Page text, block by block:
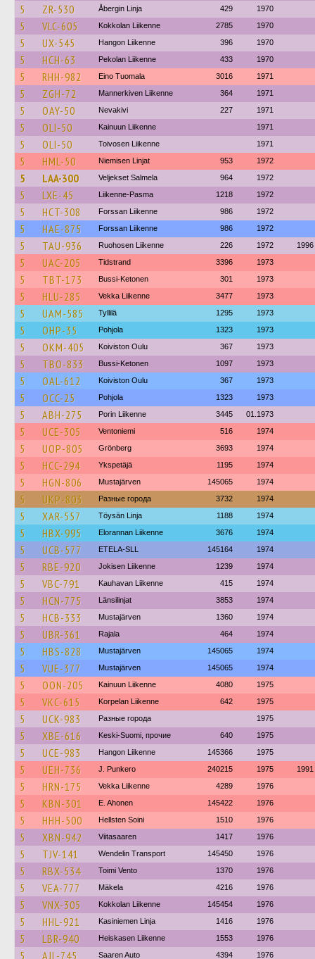
5 ZR-530 Åbergin Linja 429 1970
5 VLC-605 Kokkolan Liikenne 2785 1970
5 UX-545 Hangon Liikenne 396 1970
5 HCH-63 Pekolan Liikenne 433 1970
5 RHH-982 Eino Tuomala 3016 1971
5 ZGH-72 Mannerkiven Liikenne 364 1971
5 OAY-50 Nevakivi 227 1971
5 OLI-50 Kainuun Liikenne 1971
5 OLI-50 Toivosen Liikenne 1971
5 HML-50 Niemisen Linjat 953 1972
5 LAA-300 Veljekset Salmela 964 1972
5 LXE-45 Liikenne-Pasma 1218 1972
5 HCT-308 Forssan Liikenne 986 1972
5 HAE-875 Forssan Liikenne 986 1972
5 TAU-936 Ruohosen Liikenne 226 1972 1996
5 UAC-205 Tidstrand 3396 1973
5 TBT-173 Bussi-Ketonen 301 1973
5 HLU-285 Vekka Liikenne 3477 1973
5 UAM-585 Tyllilä 1295 1973
5 OHP-35 Pohjola 1323 1973
5 OKM-405 Koiviston Oulu 367 1973
5 TBO-833 Bussi-Ketonen 1097 1973
5 OAL-612 Koiviston Oulu 367 1973
5 OCC-25 Pohjola 1323 1973
5 ABH-275 Porin Liikenne 3445 01.1973
5 UCE-305 Ventoniemi 516 1974
5 UOP-805 Grönberg 3693 1974
5 HCC-294 Ykspetäjä 1195 1974
5 HGN-806 Mustajärven 145065 1974
5 UKP-803 Разные города 3732 1974
5 XAR-557 Töysän Linja 1188 1974
5 HBX-995 Elorannan Liikenne 3676 1974
5 UCB-577 ETELA-SLL 145164 1974
5 RBE-920 Jokisen Liikenne 1239 1974
5 VBC-791 Kauhavan Liikenne 415 1974
5 HCN-775 Länsilinjat 3853 1974
5 HCB-333 Mustajärven 1360 1974
5 UBR-361 Rajala 464 1974
5 HBS-828 Mustajärven 145065 1974
5 VUE-377 Mustajärven 145065 1974
5 OON-205 Kainuun Liikenne 4080 1975
5 VKC-615 Korpelan Liikenne 642 1975
5 UCK-983 Разные города 1975
5 XBE-616 Keski-Suomi, прочие 640 1975
5 UCE-983 Hangon Liikenne 145366 1975
5 UEH-736 J. Punkero 240215 1975 1991
5 HRN-175 Vekka Liikenne 4289 1976
5 KBN-301 E. Ahonen 145422 1976
5 HHH-500 Hellsten Soini 1510 1976
5 XBN-942 Viitasaaren 1417 1976
5 TJV-141 Wendelin Transport 145450 1976
5 RBX-534 Toimi Vento 1370 1976
5 VEA-777 Mäkela 4216 1976
5 VNX-305 Kokkolan Liikenne 145454 1976
5 HHL-921 Kasiniemen Linja 1416 1976
5 LBR-940 Heiskasen Liikenne 1553 1976
5 AJL-745 Saaren Auto 4394 1976